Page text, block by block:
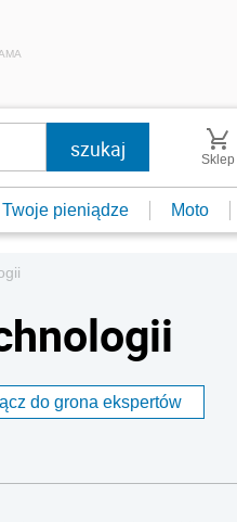
Sklep
Twoje pieniądze Moto
do grona ekspertów